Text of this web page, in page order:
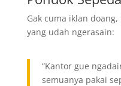
Gak cuma iklan
yang udah ngerasain:
“Kantor gue
semuanya pakai